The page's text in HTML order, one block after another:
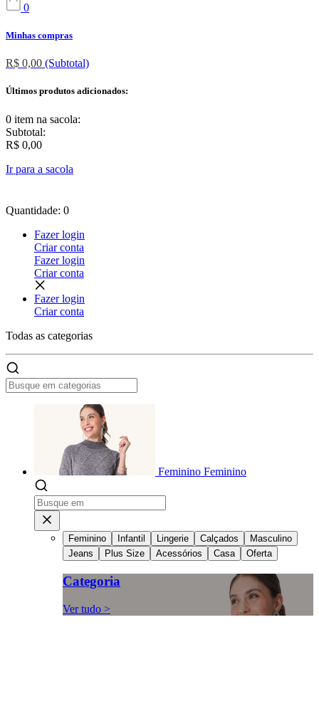
0
Minhas compras
R$ 0,00 (Subtotal)
Últimos produtos adicionados:
0 item na sacola:
Subtotal:
R$ 0,00
Ir para a sacola
Quantidade: 0
Fazer login
Criar conta
Fazer login
Criar conta
Fazer login
Criar conta
Todas as categorias
Feminino Feminino
Feminino Infantil Lingerie Calçados
Masculino
Jeans
Plus Size Acessórios Casa Oferta
Categoria
Ver tudo >